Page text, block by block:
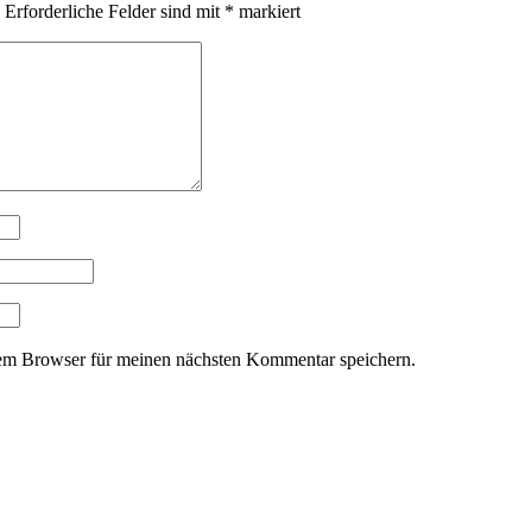
Erforderliche Felder sind mit * markiert
Browser für meinen nächsten Kommentar speichern.